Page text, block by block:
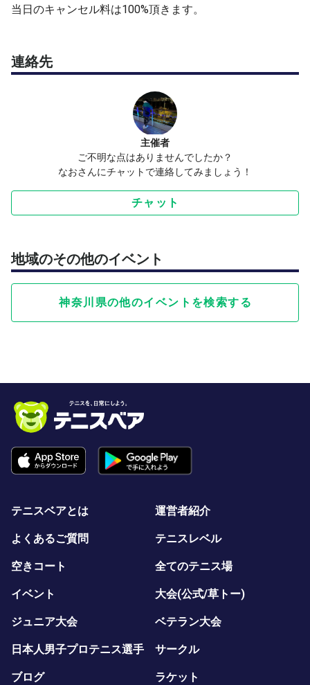
深さと安定感
と、徐々に実戦へ移行していく構成です。
・定員：9名（進行役1名含む）
※会費詳細
皆さまにボールをたくさん打っていただくことを重視した
内容となっています。
雨天中止の連絡は開催1時間半前後に連絡致します。
・バック側で安定してラリーしたい
・2ndサーブを安定させたい
・実戦に繋がる練習をしたい
シンプルですが、
当日のキャンセル料は100%頂きます。
連絡先
主催者
ご不明な点はありませんでしたか？
なおさんにチャットで連絡してみましょう！
チャット
地域のその他のイベント
神奈川県の他のイベントを検索する
テニスベアとは 運営者紹介
よくあるご質問 テニスレベル
空きコート 全てのテニス場
イベント 大会(公式/草トー)
ジュニア大会 ベテラン大会
日本人男子プロテニス選手 サークル
ブログ ラケット